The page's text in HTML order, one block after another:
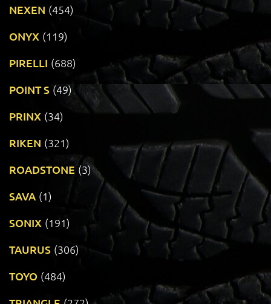
NEXEN (454)
ONYX (119)
PIRELLI (688)
POINT S (49)
PRINX (34)
RIKEN (321)
ROADSTONE (3)
SAVA (1)
SONIX (191)
TAURUS (306)
TOYO (484)